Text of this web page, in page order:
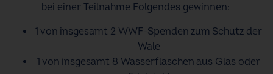
bei einer Teilnahme Folgendes gewinnen:
1 von insgesamt 2 WWF-Spenden zum Schutz der
Wale
1 von insgesamt 8 Wasserflaschen aus Glas oder